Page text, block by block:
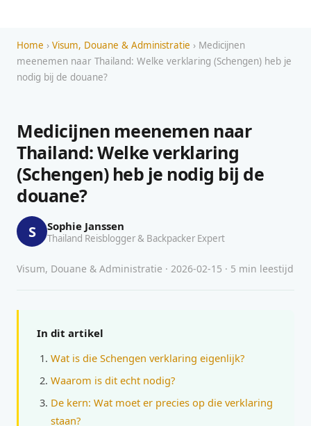
Home › Visum, Douane & Administratie › Medicijnen
meenemen naar Thailand: Welke verklaring (Schengen) heb je
nodig bij de douane?
Medicijnen meenemen naar
Thailand: Welke verklaring
(Schengen) heb je nodig bij de
douane?
S Sophie Janssen
Thailand Reisblogger & Backpacker Expert
Visum, Douane & Administratie · 2026-02-15 · 5 min leestijd
In dit artikel
Wat is die Schengen verklaring eigenlijk?
Waarom is dit echt nodig?
De kern: Wat moet er precies op die verklaring
staan?